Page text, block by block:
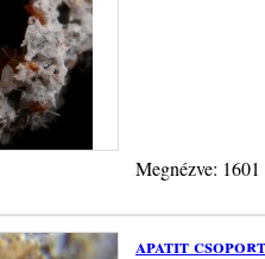
Megnézve:
apatit csoport